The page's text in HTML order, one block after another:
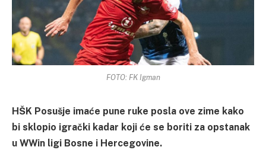
FOTO: FK Igman
HŠK Posušje imaće pune ruke posla ove zime kako
bi sklopio igrački kadar koji će se boriti za opstanak
u WWin ligi Bosne i Hercegovine.